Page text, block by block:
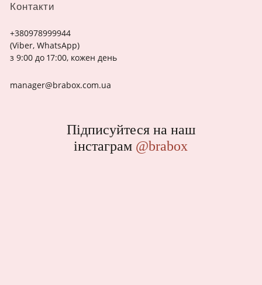
Контакти
+380978999944
(Viber, WhatsApp)
з 9:00 до 17:00, кожен день
manager@brabox.com.ua
Підписуйтеся на наш
інстаграм @brabox